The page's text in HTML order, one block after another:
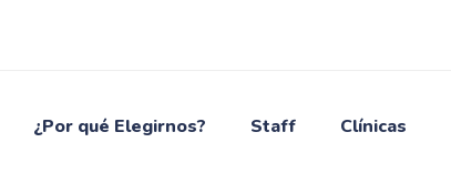
¿Por qué Elegirnos? Staff Clínicas